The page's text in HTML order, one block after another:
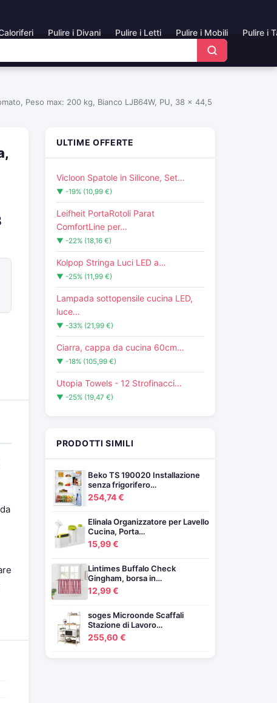
Pulire i Divani Pulire i Letti Pulire i Mobili Pulire i
Peso max: 200 kg, Bianco LJB64W, PU, 38 x 44,5
ULTIME OFFERTE
Vicloon Spatole in Silicone, Set…
▼ -19% (10,99 €)
Leifheit PortaRotoli Parat
ComfortLine per…
▼ -22% (18,16 €)
Kolpop Stringa Luci LED a…
▼ -25% (11,99 €)
Lampada sottopensile cucina LED,
luce…
▼ -33% (21,99 €)
Ciarra, cappa da cucina 60cm…
▼ -18% (105,99 €)
Utopia Towels - 12 Strofinacci…
▼ -25% (19,47 €)
PRODOTTI SIMILI
Beko TS 190020 Installazione
senza frigorifero…
254,74 €
Elinala Organizzatore per Lavello
Cucina, Porta…
15,99 €
Lintimes Buffalo Check
Gingham, borsa in…
12,99 €
soges Microonde Scaffali
Stazione di Lavoro…
255,60 €